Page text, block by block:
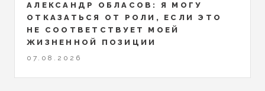
АЛЕКСАНДР ОБЛАСОВ: Я МОГУ
ОТКАЗАТЬСЯ ОТ РОЛИ, ЕСЛИ ЭТО
НЕ СООТВЕТСТВУЕТ МОЕЙ
ЖИЗНЕННОЙ ПОЗИЦИИ
07.08.2026